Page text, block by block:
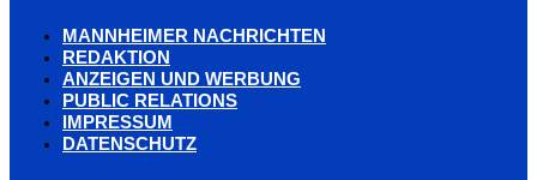
MANNHEIMER NACHRICHTEN
REDAKTION
ANZEIGEN UND WERBUNG
PUBLIC RELATIONS
IMPRESSUM
DATENSCHUTZ